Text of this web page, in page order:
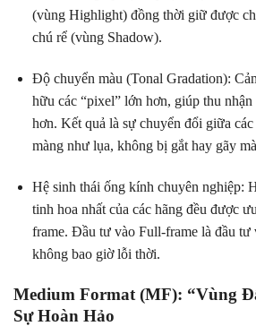
(vùng Highlight) đồng thời giữ được
chú rể (vùng Shadow).
Độ chuyển màu (Tonal Gradation):
hữu các “pixel” lớn hơn, giúp thu
hơn. Kết quả là sự chuyển đổi giữa
màng như lụa, không bị gắt hay gãy
Hệ sinh thái ống kính chuyên nghiệp:
tinh hoa nhất của các hãng đều được
frame. Đầu tư vào Full-frame là đầu tư
không bao giờ lỗi thời.
Medium Format (MF): “Vùng
Sự Hoàn Hảo